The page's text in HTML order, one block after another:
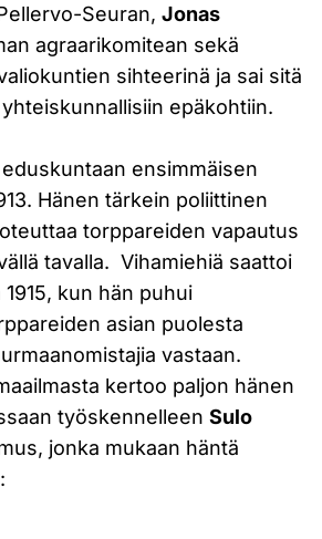
Seuran, Jonas
agraarikomitean sekä
sihteerinä ja sai sitä
epäkohtiin.
ensimmäisen
Hänen tärkein poliittinen
torppareiden vapautus
tavalla. Vihamiehiä saattoi
kun hän puhui
asian puolesta
vastaan.
kertoo paljon hänen
työskennelleen Sulo
jonka mukaan häntä